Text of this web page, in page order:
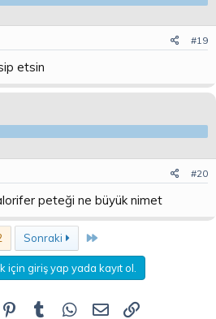
#19
etsin
#20
peteği ne büyük nimet
Sonraki Son
için giriş yap yada kayıt ol.
Pinterest
Tumblr WhatsApp
E-postaLink